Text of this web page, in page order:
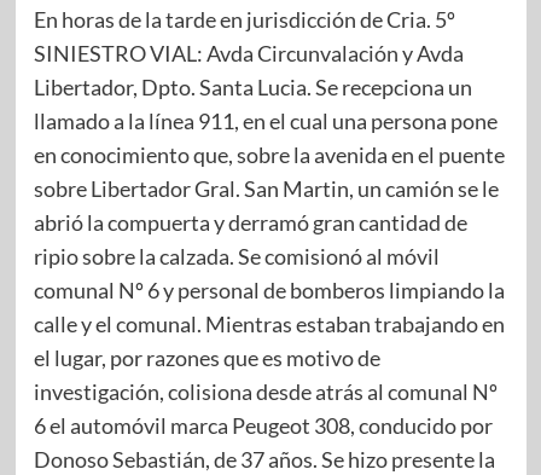
En horas de la tarde en jurisdicción de Cria. 5º
SINIESTRO VIAL: Avda Circunvalación y Avda
Libertador, Dpto. Santa Lucia. Se recepciona un
llamado a la línea 911, en el cual una persona pone
en conocimiento que, sobre la avenida en el puente
sobre Libertador Gral. San Martin, un camión se le
abrió la compuerta y derramó gran cantidad de
ripio sobre la calzada. Se comisionó al móvil
comunal Nº 6 y personal de bomberos limpiando la
calle y el comunal. Mientras estaban trabajando en
el lugar, por razones que es motivo de
investigación, colisiona desde atrás al comunal Nº
6 el automóvil marca Peugeot 308, conducido por
Donoso Sebastián, de 37 años. Se hizo presente la